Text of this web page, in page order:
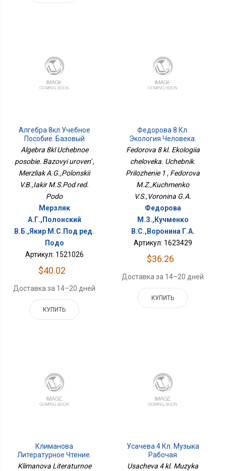
Алгебра 8кл Учебное
Пособие. Базовый
Уровень
Algebra 8kl Uchebnoe
posobie. Bazovyi uroven' ,
Merzliak A.G.,Polonskii
V.B.,Iakir M.S.Pod red.
Podo
Мерзляк
А.Г.,Полонский
В.Б.,Якир М.С.Под ред.
Подо
Артикул: 1521026
$40.02
Доставка за 14–20 дней
КУПИТЬ
Федорова 8 Кл.
Экология Человека.
Учебник. Приложение 1
Fedorova 8 kl. Ekologiia
cheloveka. Uchebnik.
Prilozhenie 1 , Fedorova
M.Z.,Kuchmenko
V.S.,Voronina G.A.
Федорова
М.З.,Кучменко
В.С.,Воронина Г.А.
Артикул: 1623429
$36.26
Доставка за 14–20 дней
КУПИТЬ
Климанова
Литературное Чтение.
Учебное Пособие.
Klimanova Literaturnoe
Усачева 4 Кл. Музыка
Рабочая
ТетрадьКузьмина НЕ
Usacheva 4 kl. Muzyka